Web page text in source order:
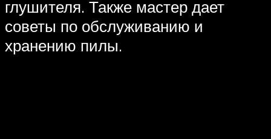
глушителя. Также мастер дает
советы по обслуживанию и
хранению пилы.